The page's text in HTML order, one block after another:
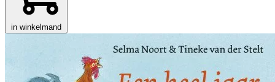
in winkelmand